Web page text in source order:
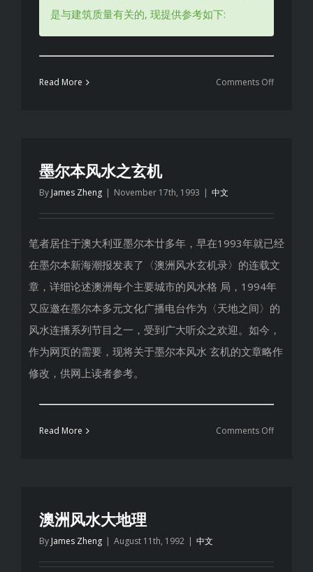
是与建筑质量有关的, 现提供参考如下:
Read More Comments Offon
的
意
事
项
墨尔本风水之玄机
By James Zheng | November 17th, 1993 | 中文
笔者居住于澳大利亚墨尔本廿多年，早在1993年就已经
在墨尔本新海潮报发表了〈澳洲风水玄机录〉的连载文
章，详细论述澳洲每个主要城市的风水格 局，1994年
又应邀在墨尔本多元文化广播电台作为〈天地之间〉的
风水连播系列节目之一，受到广大听众之欢迎。如今，
作为网页的需要，现将关于墨尔本风水 玄机的文章略作
修改，供网上读者参考。
Read More Comments Offon
机
澳洲风水大地理
By James Zheng | August 11th, 1992 | 中文